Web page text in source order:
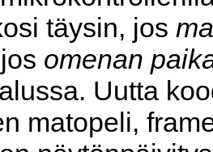
täysin, jos
omenan
Uutta
matopeli,